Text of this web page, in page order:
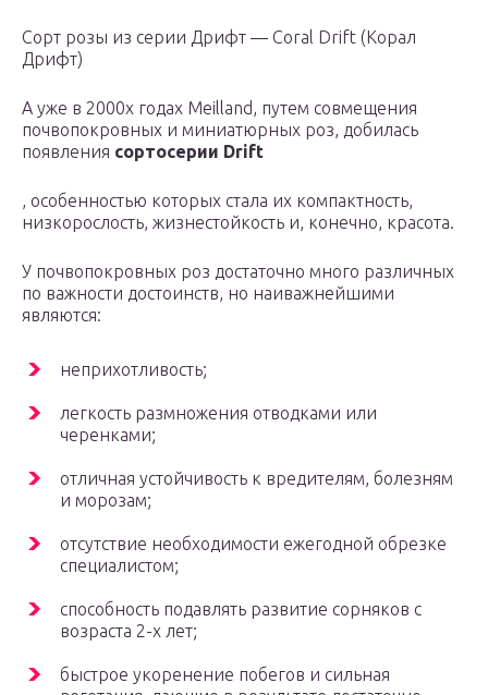
Сорт розы из серии Дрифт — Coral Drift (Корал
Дрифт)
А уже в 2000х годах Meilland, путем совмещения
почвопокровных и миниатюрных роз, добилась
появления сортосерии Drift
, особенностью которых стала их компактность,
низкорослость, жизнестойкость и, конечно, красота.
У почвопокровных роз достаточно много различных
по важности достоинств, но наиважнейшими
являются:
неприхотливость;
легкость размножения отводками или
черенками;
отличная устойчивость к вредителям, болезням
и морозам;
отсутствие необходимости ежегодной обрезке
специалистом;
способность подавлять развитие сорняков с
возраста 2-х лет;
быстрое укоренение побегов и сильная